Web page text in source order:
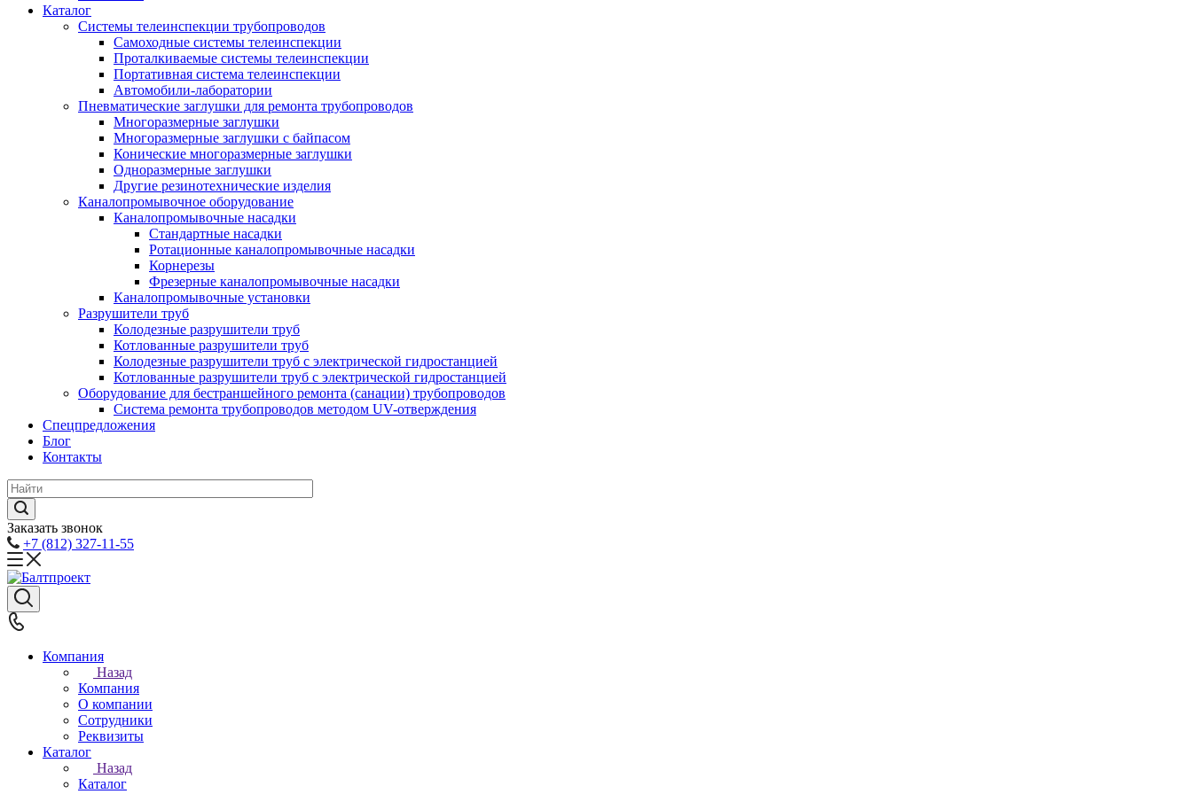
Каталог
Системы телеинспекции трубопроводов
Самоходные системы телеинспекции
Проталкиваемые системы телеинспекции
Портативная система телеинспекции
Автомобили-лаборатории
Пневматические заглушки для ремонта трубопроводов
Многоразмерные заглушки
Многоразмерные заглушки с байпасом
Конические многоразмерные заглушки
Одноразмерные заглушки
Другие резинотехнические изделия
Каналопромывочное оборудование
Каналопромывочные насадки
Стандартные насадки
Ротационные каналопромывочные насадки
Корнерезы
Фрезерные каналопромывочные насадки
Каналопромывочные установки
Разрушители труб
Колодезные разрушители труб
Котлованные разрушители труб
Колодезные разрушители труб с электрической гидростанцией
Котлованные разрушители труб с электрической гидростанцией
Оборудование для бестраншейного ремонта (санации) трубопроводов
Система ремонта трубопроводов методом UV-отверждения
Спецпредложения
Блог
Контакты
Заказать звонок
+7 (812) 327-11-55
Компания
Назад
Компания
О компании
Сотрудники
Реквизиты
Каталог
Назад
Каталог